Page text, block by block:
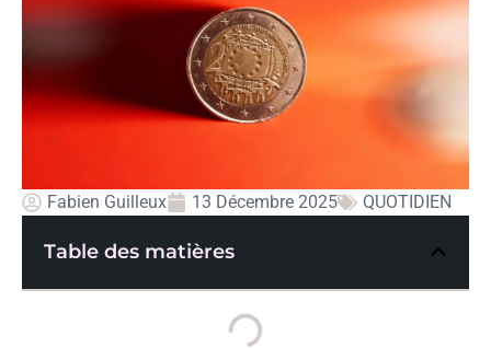
Fabien Guilleux 13 Décembre 2025 QUOTIDIEN
Table des matières